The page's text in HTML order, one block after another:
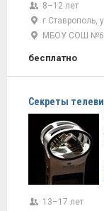
8–12 лет
г Ставрополь,
МБОУ СОШ №6
бесплатно
Секреты
13–17 лет